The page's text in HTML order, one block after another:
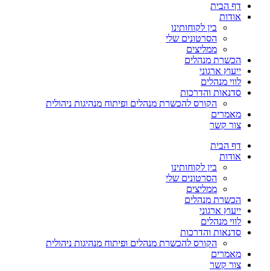
דף הבית
אודות
בין לקוחותינו
הסרטונים שלי
ממליצים
הכשרת מנהלים
ייעוץ ארגוני
לווי מנהלים
סדנאות והדרכות
הקורס להכשרת מנהלים ופיתוח מנהיגות ניהולית
מאמרים
צור קשר
דף הבית
אודות
בין לקוחותינו
הסרטונים שלי
ממליצים
הכשרת מנהלים
ייעוץ ארגוני
לווי מנהלים
סדנאות והדרכות
הקורס להכשרת מנהלים ופיתוח מנהיגות ניהולית
מאמרים
צור קשר